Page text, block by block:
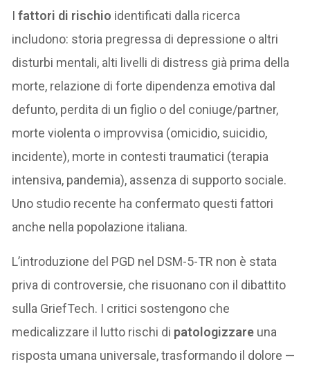
Ifattori di rischio identificati dalla ricerca
includono: storia pregressa di depressione o altri
disturbi mentali, alti livelli di distress già prima della
morte, relazione di forte dipendenza emotiva dal
defunto, perdita di un figlio o del coniuge/partner,
morte violenta o improvvisa (omicidio, suicidio,
incidente), morte in contesti traumatici (terapia
intensiva, pandemia), assenza di supporto sociale.
Uno studio recente ha confermato questi fattori
anche nella popolazione italiana.
L’introduzione del PGD nel DSM-5-TR non è stata
priva di controversie, che risuonano con il dibattito
sulla GriefTech. I critici sostengono che
medicalizzare il lutto rischi di patologizzare una
risposta umana universale, trasformando il dolore —